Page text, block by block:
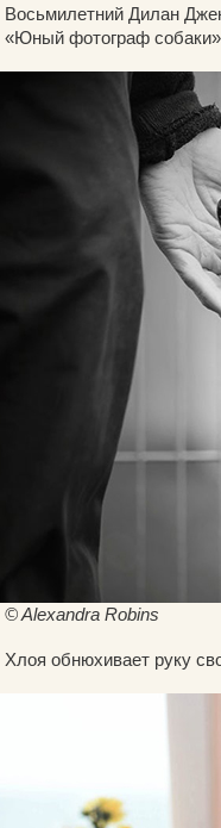
Восьмилетний Дилан
«Юный фотограф
© Alexandra Robins
Хлоя обнюхивает руку